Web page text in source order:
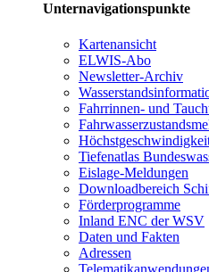
Unternavigationspunkte
Kartenansicht
ELWIS-Abo
Newsletter-Archiv
Fahrrinnen- und
Tiefenatlas
Eislage-Meldungen
Downloadbereich
Förderprogramme
Inland ENC der WSV
Daten und Fakten
Adressen